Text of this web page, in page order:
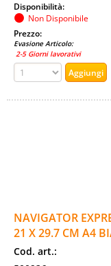
Disponibilità:
Non Disponibile
Prezzo:
Evasione Articolo:
2-5 Giorni lavorativi
NAVIGATOR
21 X 29.7 CM A4
Cod. art.: